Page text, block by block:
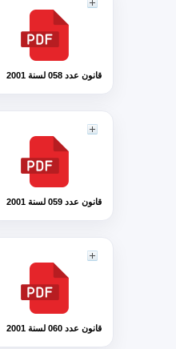
قانون عدد 058 لسنة 2001
قانون عدد 059 لسنة 2001
قانون عدد 060 لسنة 2001